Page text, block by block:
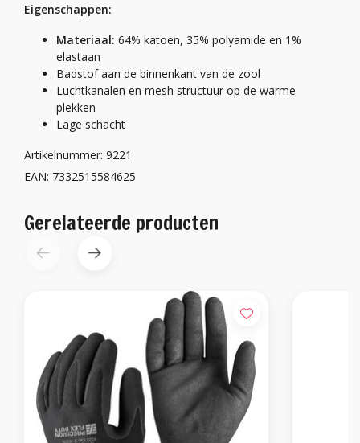
Eigenschappen:
Materiaal: 64% katoen, 35% polyamide en 1%
elastaan
Badstof aan de binnenkant van de zool
Luchtkanalen en mesh structuur op de warme
plekken
Lage schacht
Artikelnummer: 9221
EAN: 7332515584625
Gerelateerde producten